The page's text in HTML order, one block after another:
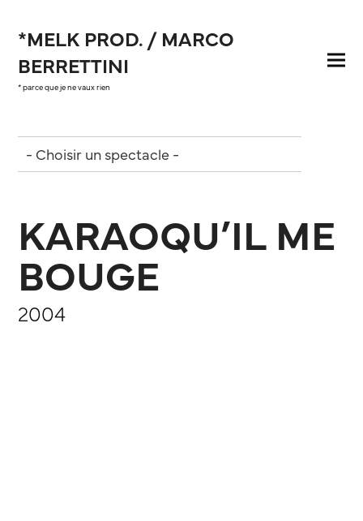
*MELK PROD. / MARCO
BERRETTINI
* parce que je ne vaux rien
KARAOQU’IL ME
BOUGE
2004